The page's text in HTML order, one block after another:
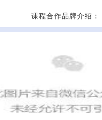
课程合作品牌介绍：